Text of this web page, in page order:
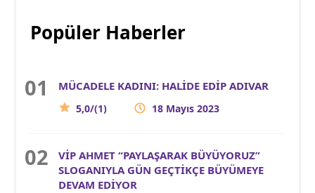
Popüler Haberler
MÜCADELE KADINI: HALİDE EDİP ADIVAR
5,0/(1) 18 Mayıs 2023
VİP AHMET “PAYLAŞARAK BÜYÜYORUZ”
SLOGANIYLA GÜN GEÇTİKÇE BÜYÜMEYE
DEVAM EDİYOR